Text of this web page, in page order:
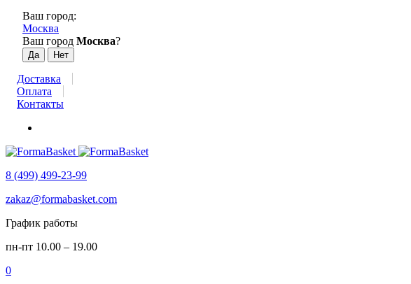
Ваш город:
Москва
Ваш город Москва?
Доставка
Оплата
Контакты
8 (499) 499-23-99
zakaz@formabasket.com
График работы
пн-пт 10.00 – 19.00
0